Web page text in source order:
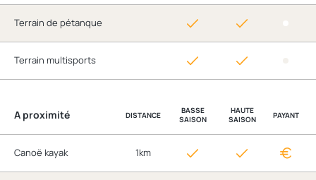
Terrain de pétanque
Terrain multisports
A proximité DISTANCE
BASSE
SAISON
HAUTE
SAISON
PAYANT
Canoë kayak 1km